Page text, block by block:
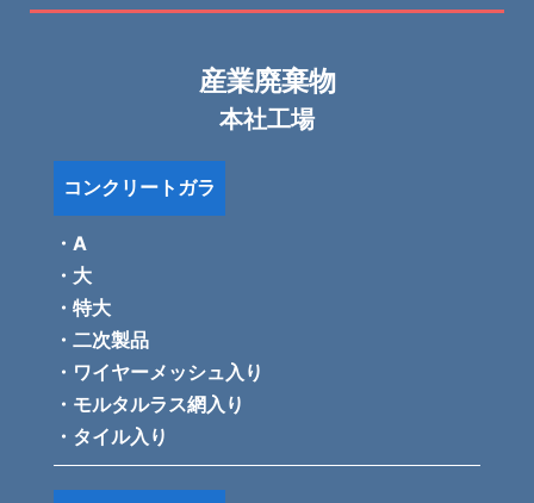
産業廃棄物
本社工場
コンクリートガラ
・A
・大
・特大
・二次製品
・ワイヤーメッシュ入り
・モルタルラス網入り
・タイル入り